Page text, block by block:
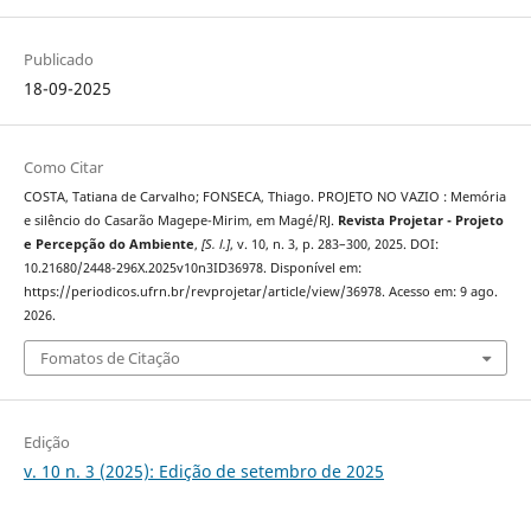
Publicado
18-09-2025
Como Citar
COSTA, Tatiana de Carvalho; FONSECA, Thiago. PROJETO NO VAZIO : Memória
e silêncio do Casarão Magepe-Mirim, em Magé/RJ. Revista Projetar - Projeto
e Percepção do Ambiente, [S. l.], v. 10, n. 3, p. 283–300, 2025. DOI:
10.21680/2448-296X.2025v10n3ID36978. Disponível em:
https://periodicos.ufrn.br/revprojetar/article/view/36978. Acesso em: 9 ago.
2026.
Fomatos de Citação
Edição
v. 10 n. 3 (2025): Edição de setembro de 2025